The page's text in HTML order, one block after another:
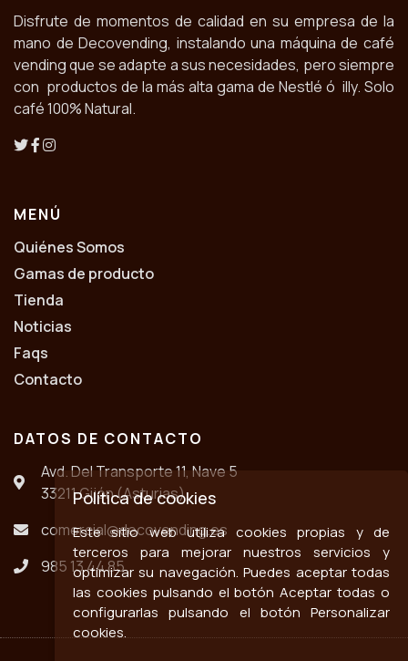
Disfrute de momentos de calidad en su empresa de la
mano de Decovending, instalando una máquina de café
vending que se adapte a sus necesidades, pero siempre
con productos de la más alta gama de Nestlé ó illy. Solo
café 100% Natural.
MENÚ
Quiénes Somos
Gamas de producto
Tienda
Noticias
Faqs
Contacto
DATOS DE CONTACTO
Avd. Del Transporte 11, Nave 5
33211 Gijón (Asturias)
comercial@decovending.es
985 13 44 85
Política de cookies
Este sitio web utiliza cookies propias y de
terceros para mejorar nuestros servicios y
optimizar su navegación. Puedes aceptar todas
las cookies pulsando el botón Aceptar todas o
configurarlas pulsando el botón Personalizar
cookies.